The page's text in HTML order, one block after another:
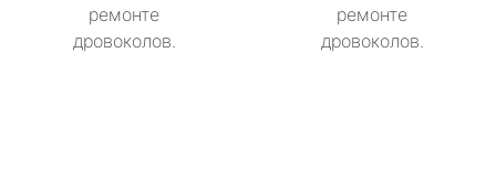
ремонте
дровоколов.
ремонте
дровоколов.